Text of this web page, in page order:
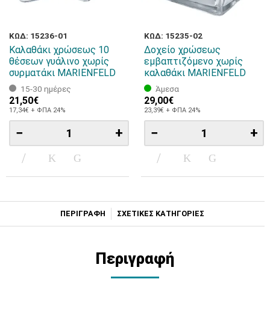
ΚΩΔ: 15236-01
Καλαθάκι χρώσεως 10
θέσεων γυάλινο χωρίς
συρματάκι MARIENFELD
15-30 ημέρες
21,50€
17,34€ + ΦΠΑ 24%
− +
ΚΩΔ: 15235-02
Δοχείo χρώσεως
εμβαπτιζόμενο χωρίς
καλαθάκι MARIENFELD
Άμεσα
29,00€
23,39€ + ΦΠΑ 24%
− +
ΠΕΡΙΓΡΑΦΗ ΣΧΕΤΙΚΕΣ ΚΑΤΗΓΟΡΙΕΣ
Περιγραφή